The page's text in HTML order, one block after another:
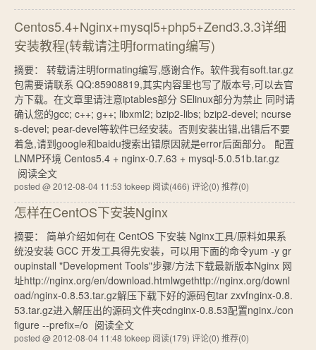
Centos5.4+Nginx+mysql5+php5+Zend3.3.3详细
安装教程(转载请注明formating编写)
摘要： 转载请注明formating编写,感谢合作。软件我有soft.tar.gz
包需要请联系 QQ:85908819,其实内容里也写了版本号,可以去官
方下载。在文章里请注意iptables部分 SElinux部分为禁止 同时请
确认您的gcc; c++; g++; libxml2; bzip2-libs; bzip2-devel; ncurse
s-devel; pear-devel等软件已经安装。否则安装出错,出错后不要
着急,请到google和baidu搜索出错原因就是error后面部分。 配置
LNMP环境 Centos5.4 + nginx-0.7.63 + mysql-5.0.51b.tar.gz
阅读全文
posted @ 2012-08-04 11:53 tokeep 阅读(466) 评论(0) 推荐(0)
怎样在CentOS下安装Nginx
摘要： 简单介绍如何在 CentOS 下安装 Nginx工具/原料如果系
统没安装 GCC 开发工具得先安装，可以用下面的命令yum -y gr
oupinstall "Development Tools"步骤/方法下载最新版本Nginx 网
址http://nginx.org/en/download.htmlwgethttp://nginx.org/downl
oad/nginx-0.8.53.tar.gz解压下载下好的源码包tar zxvfnginx-0.8.
53.tar.gz进入解压出的源码文件夹cdnginx-0.8.53配置nginx./con
figure --prefix=/o 阅读全文
posted @ 2012-08-04 11:48 tokeep 阅读(179) 评论(0) 推荐(0)